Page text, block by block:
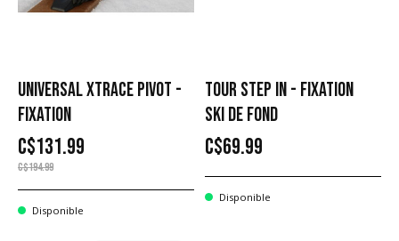
UNIVERSAL XTRACE PIVOT -
FIXATION
C$131.99
C$194.99
Disponible
TOUR STEP IN - FIXATION
SKI DE FOND
C$69.99
Disponible